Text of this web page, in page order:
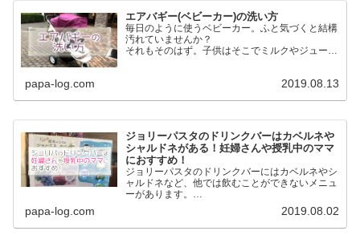
エアバギー(ベビーカー)の洗い方
毎日のように使うベビーカー。ふと気づくと結構
汚れていませんか？
それもそのはず。子供はそこでミルクやジュース
ことでエアバギー(ベビーカー)を洗いました。
papa-log.com 2019.08.13
ジョリーパスタのドリンクバーはカベルネや
シャルドネがある！妊婦さんや授乳中のママ
におすすめ！
ジョリーパスタのドリンクバーにはカベルネやシ
ャルドネなど、他では飲むことができないメニュ
ーがあります。
アルコールを我慢しているけど「せめて飲んでる
気分だけでも味わいたい」という妊婦さんや授乳
中のママにおすすめ！
papa-log.com 2019.08.02